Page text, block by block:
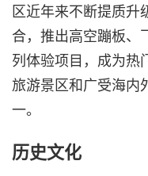
区近年来不断提质升
合，推出高空蹦板、
列体验项目，成为热
旅游景区和广受海内
一。
历史文化